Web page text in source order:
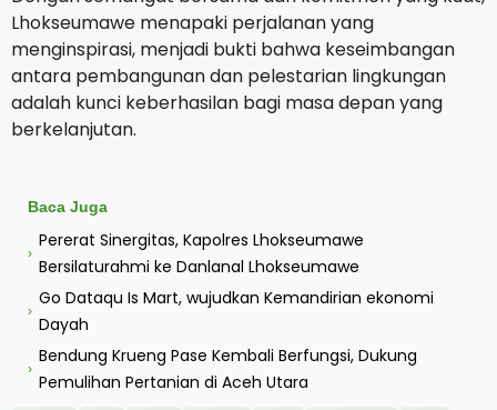
Lhokseumawe menapaki perjalanan yang
menginspirasi, menjadi bukti bahwa keseimbangan
antara pembangunan dan pelestarian lingkungan
adalah kunci keberhasilan bagi masa depan yang
berkelanjutan.
Baca Juga
›
Pererat Sinergitas, Kapolres Lhokseumawe
Bersilaturahmi ke Danlanal Lhokseumawe
›
Go Dataqu Is Mart, wujudkan Kemandirian ekonomi
Dayah
›
Bendung Krueng Pase Kembali Berfungsi, Dukung
Pemulihan Pertanian di Aceh Utara